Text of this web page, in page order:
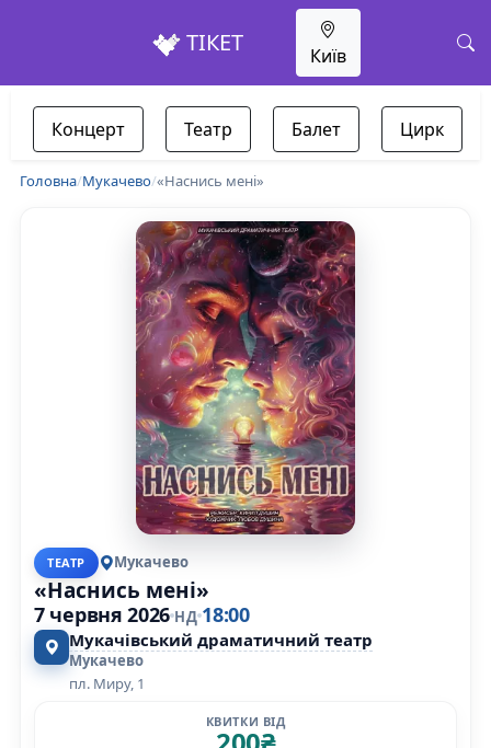
ТІКЕТ Київ
Концерт Театр Балет Цирк
Головна/Мукачево/«Наснись мені»
ТЕАТР Мукачево
«Наснись мені»
7 червня 2026 НД 18:00
Мукачівський драматичний театр
Мукачево
пл. Миру, 1
КВИТКИ ВІД